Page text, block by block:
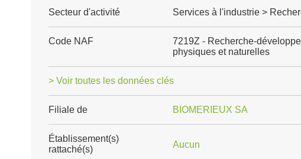
Secteur d'activité Services à l'industrie >
Code NAF
7219Z - Recherche-
physiques et naturelles
> Voir toutes les données clés
Filiale de BIOMERIEUX SA
Établissement(s)
rattaché(s)
Aucun